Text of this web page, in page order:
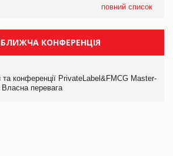
повний список
КОНФЕРЕНЦІЯ
конференції PrivateLabel&FMCG Master-
перевага